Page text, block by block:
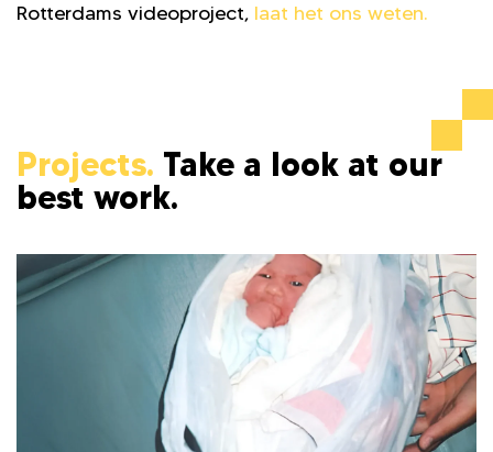
Rotterdams videoproject, laat het ons weten.
Projects. Take a look at our
best work.